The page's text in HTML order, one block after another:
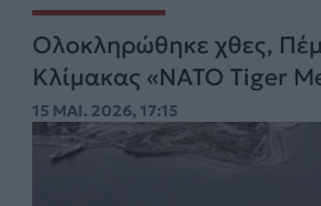
Ολοκληρώθηκε χθες,
Κλίμακας «NATO Tiger
15 ΜΑΙ. 2026, 17:15